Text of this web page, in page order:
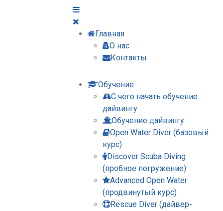
Главная
О нас
Контакты
Обучение
С чего начать обучение
дайвингу
Обучение дайвингу
Open Water Diver (базовый
курс)
Discover Scuba Diving
(пробное погружение)
Advanced Open Water
(продвинутый курс)
Rescue Diver (дайвер-